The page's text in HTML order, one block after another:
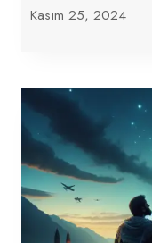
Kasım 25, 2024